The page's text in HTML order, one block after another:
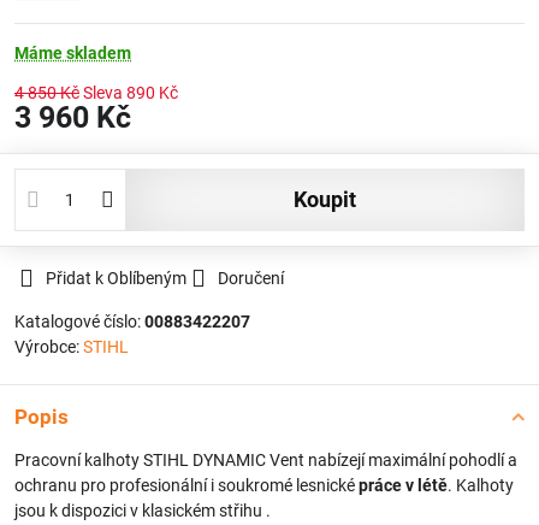
Máme skladem
4 850 KčSleva 890 Kč
3 960 Kč
koupit
Přidat k Oblíbeným Doručení
Katalogové číslo:00883422207
Výrobce:STIHL
Popis
Pracovní kalhoty STIHL DYNAMIC Vent nabízejí maximální pohodlí a
ochranu pro profesionální i soukromé lesnicképráce v létě. Kalhoty
jsou k dispozici v klasickém střihu .